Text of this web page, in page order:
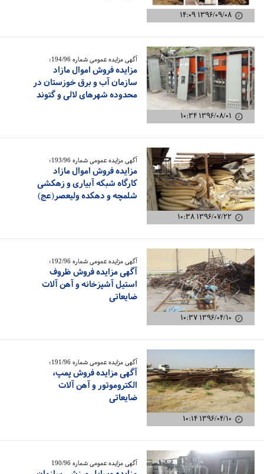
۱۳۹۶/۰۹/۰۸ ۱۴:۰۹
۱۳۹۶/۰۸/۰۱ ۱۰:۳۴
آگهی مزایده عمومی شماره 194/96؛
مزایده فروش اموال مازاد
سازمان آب و برق خوزستان در
محدوده شهرهای لالی و گتوند
۱۳۹۶/۰۷/۲۲ ۱۰:۳۸
آگهی مزایده عمومی شماره 193/96؛
مزایده فروش اموال مازاد
کارگاه شبکه آبیاری و زهکشی
شلمچه و دهکده ولیعصر(عج)
۱۳۹۶/۰۴/۱۰ ۱۰:۳۷
آگهی مزایده عمومی شماره 192/96؛
آگهی مزایده فروش ظروف
استیل آشپزخانه و آهن آلات
ضایعاتی
۱۳۹۶/۰۴/۱۰ ۱۰:۱۴
آگهی مزایده عمومی شماره 191/96؛
آگهی مزایده فروش پمپ،
الکتروموتور و آهن آلات
ضایعاتی
آگهی مزایده عمومی شماره 190/96